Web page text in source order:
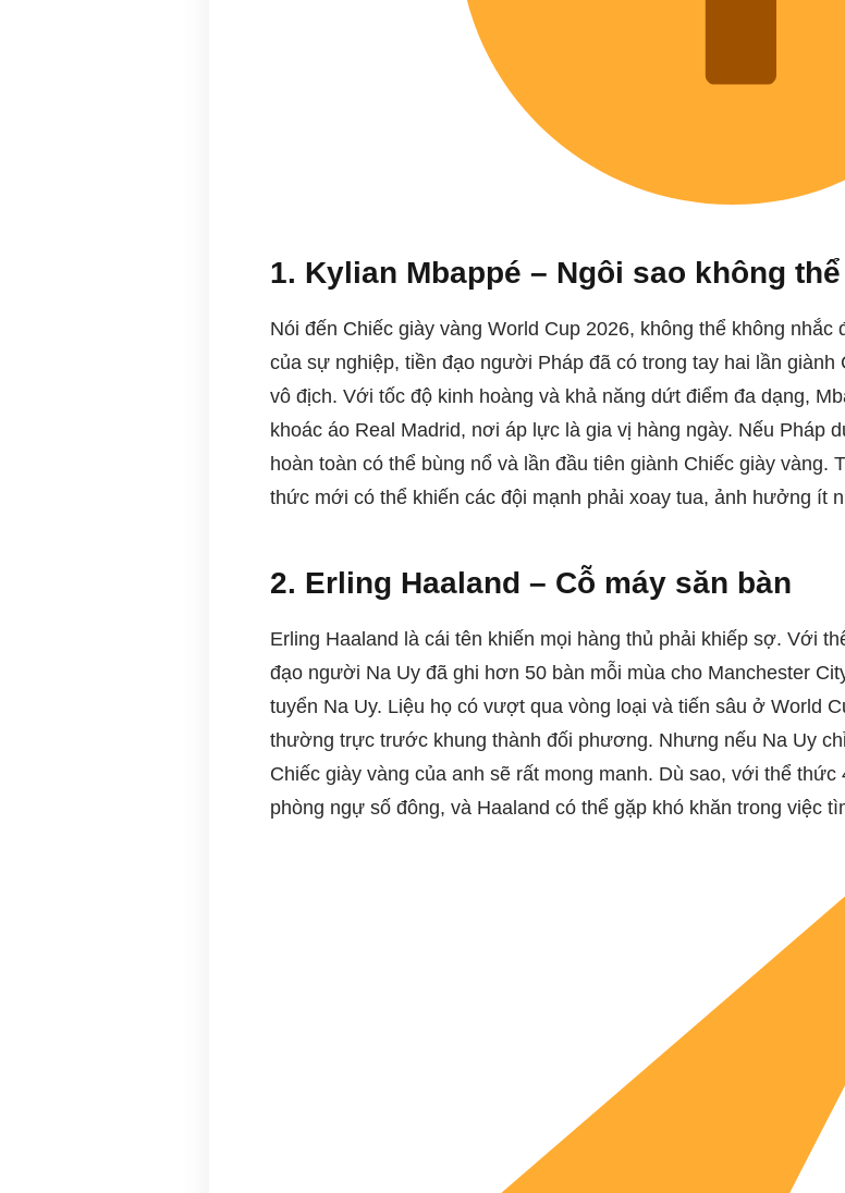
1. Kylian Mbappé – Ngôi sao không
Nói đến Chiếc giày vàng World Cup 2026, không thể không
của sự nghiệp, tiền đạo người Pháp đã có trong tay hai lần giành
vô địch. Với tốc độ kinh hoàng và khả năng dứt điểm đa dạng,
khoác áo Real Madrid, nơi áp lực là gia vị hàng ngày. Nếu Pháp
hoàn toàn có thể bùng nổ và lần đầu tiên giành Chiếc giày vàng.
thức mới có thể khiến các đội mạnh phải xoay tua, ảnh hưởng ít
2. Erling Haaland – Cỗ máy săn bàn
Erling Haaland là cái tên khiến mọi hàng thủ phải khiếp sợ. Với
đạo người Na Uy đã ghi hơn 50 bàn mỗi mùa cho Manchester
tuyển Na Uy. Liệu họ có vượt qua vòng loại và tiến sâu ở World
thường trực trước khung thành đối phương. Nhưng nếu Na Uy
Chiếc giày vàng của anh sẽ rất mong manh. Dù sao, với thể
phòng ngự số đông, và Haaland có thể gặp khó khăn trong việc